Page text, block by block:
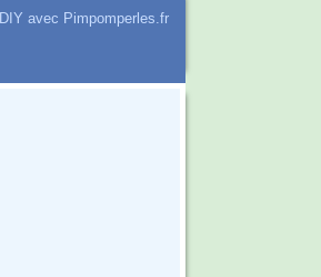
DIY avec Pimpomperles.fr